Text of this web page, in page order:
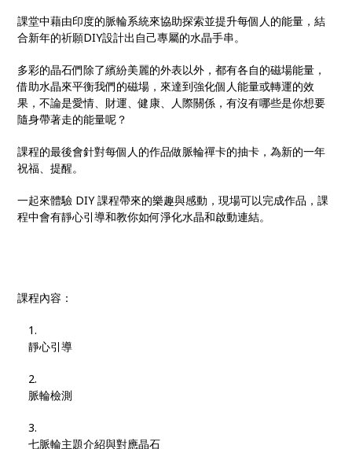
課堂中藉由印度的脈輪系統來協助探索並提升每個人的能量，結
合新年的祈願DIY設計出自己專屬的水晶手串。
多彩的晶石們除了繽紛美麗的外表以外，都有各自的磁場能量，
借助水晶來平衡我們的磁場，來達到強化個人能量或轉運的效
果，不論是愛情、財運、健康、人際關係，有沒有哪些是你想要
隨身帶著走的能量呢？
課程的最後會針對每個人的作品做脈輪禪卡的抽卡，為新的一年
祝福、提醒。
一起來體驗 DIY 課程帶來的樂趣與感動，現場可以完成作品，課
程中會有靜心引導和教你如何淨化水晶和啟動連結。
課程內容：
靜心引導
脈輪檢測
七脈輪主題介紹與對應晶石